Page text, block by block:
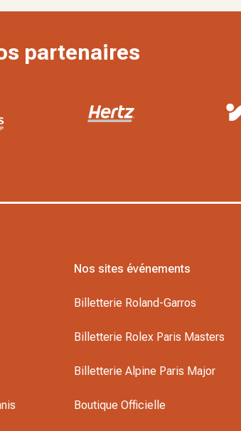
partenaires
Nos sites événements
Billetterie Roland-Garros
Billetterie Rolex Paris Masters
Billetterie Alpine Paris Major
Boutique Officielle